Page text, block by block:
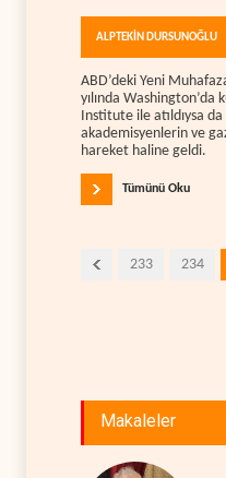
ALPTEKİN DURSUNOĞLU
ABD’deki Yeni
yılında
Institute ile atıldıysa da
akademisyenlerin ve
hareket haline geldi.
Tümünü Oku
233 234
Makaleler